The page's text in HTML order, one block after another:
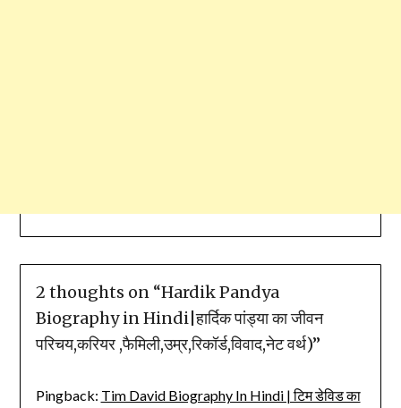
2 thoughts on “Hardik Pandya
Biography in Hindi|हार्दिक पांड्या का जीवन
परिचय,करियर ,फैमिली,उम्र,रिकॉर्ड,विवाद,नेट वर्थ)”
Pingback: Tim David Biography In Hindi | टिम डेविड का